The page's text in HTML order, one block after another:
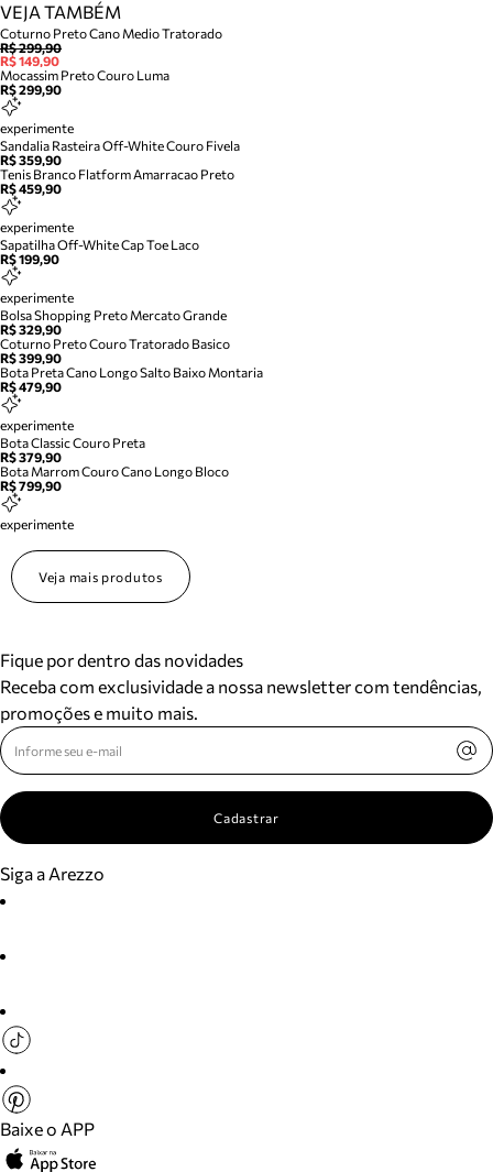
VEJA TAMBÉM
Coturno Preto Cano Medio Tratorado
R$ 299,90
R$ 149,90
Mocassim Preto Couro Luma
R$ 299,90
experimente
Sandalia Rasteira Off-White Couro Fivela
R$ 359,90
Tenis Branco Flatform Amarracao Preto
R$ 459,90
experimente
Sapatilha Off-White Cap Toe Laco
R$ 199,90
experimente
Bolsa Shopping Preto Mercato Grande
R$ 329,90
Coturno Preto Couro Tratorado Basico
R$ 399,90
Bota Preta Cano Longo Salto Baixo Montaria
R$ 479,90
experimente
Bota Classic Couro Preta
R$ 379,90
Bota Marrom Couro Cano Longo Bloco
R$ 799,90
experimente
Veja mais produtos
Fique por dentro das novidades
Receba com exclusividade a nossa newsletter com tendências,
promoções e muito mais.
Cadastrar
Siga a Arezzo
Baixe o APP